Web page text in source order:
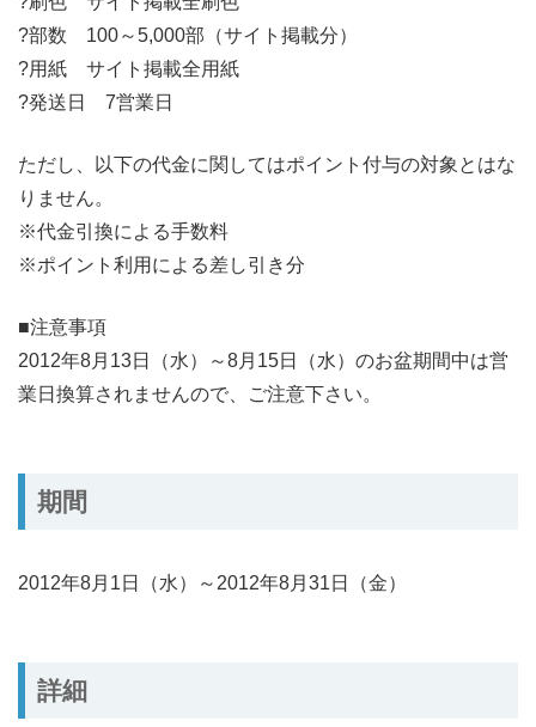
?部数 100～5,000部（サイト掲載分）
?用紙 サイト掲載全用紙
?発送日 7営業日
ただし、以下の代金に関してはポイント付与の対象とはな
りません。
※代金引換による手数料
※ポイント利用による差し引き分
■注意事項
2012年8月13日（水）～8月15日（水）のお盆期間中は営
業日換算されませんので、ご注意下さい。
期間
2012年8月1日（水）～2012年8月31日（金）
詳細